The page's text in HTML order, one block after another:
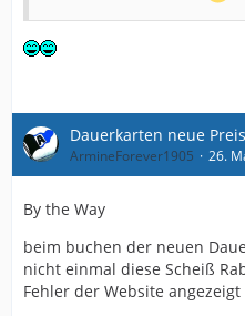
Dauerkarten neue
ArmineForever1905 26.
By the Way
beim buchen der neuen
nicht einmal diese Scheiß
Fehler der Website angezeigt